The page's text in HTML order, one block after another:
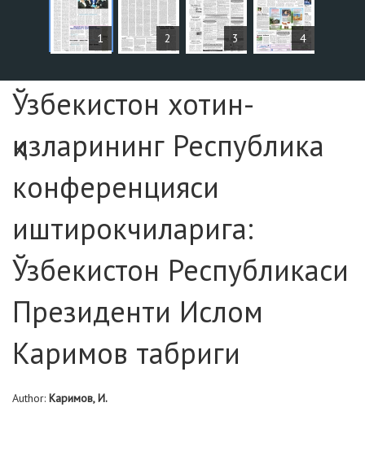
1 2 3 4
ARTICLES
Page №1
Ўзбекистон хотин-
қизларининг Республика
конференцияси
иштирокчиларига:
Ўзбекистон Республикаси
Президенти Ислом
Каримов табриги
Author: Каримов, И.